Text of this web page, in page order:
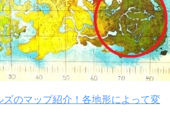
ズのマップ紹介！各地形によって変